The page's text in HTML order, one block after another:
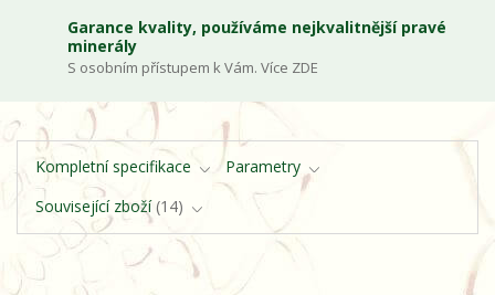
Garance kvality, používáme nejkvalitnější pravé
minerály
S osobním přístupem k Vám. Více ZDE
Kompletní specifikace
Parametry
Související zboží 14